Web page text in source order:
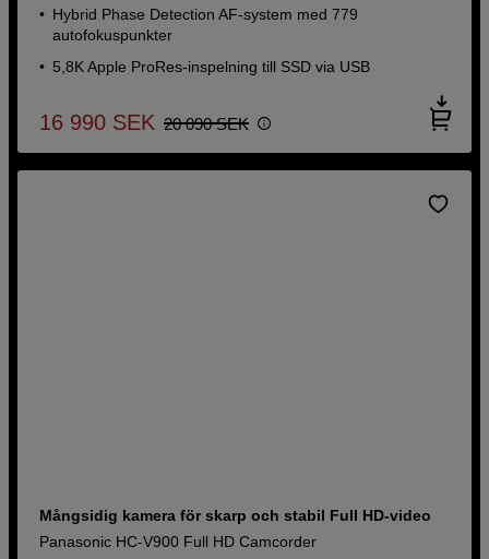
Hybrid Phase Detection AF-system med 779
autofokuspunkter
5,8K Apple ProRes-inspelning till SSD via USB
16 990 SEK 20 090 SEK
Mångsidig kamera för skarp och stabil Full HD-video
Panasonic HC-V900 Full HD Camcorder